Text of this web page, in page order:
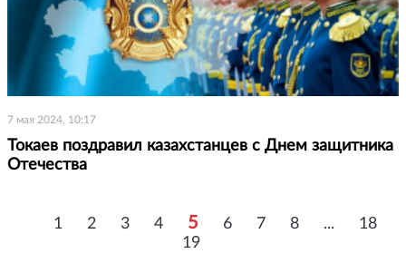
7 мая 2024, 10:17
Токаев поздравил казахстанцев с Днем защитника
Отечества
1 2 3 4 5 6 7 8 ...
18
19